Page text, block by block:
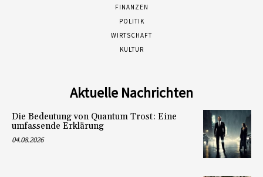
FINANZEN
POLITIK
WIRTSCHAFT
KULTUR
Aktuelle Nachrichten
Die Bedeutung von Quantum Trost: Eine
umfassende Erklärung
04.08.2026